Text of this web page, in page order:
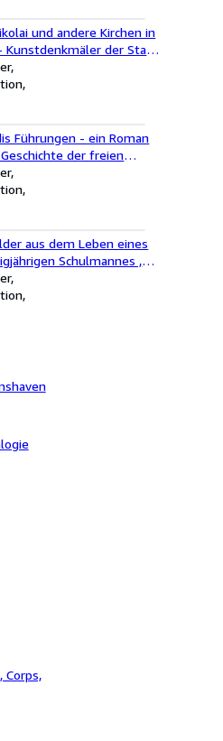
und andere Kirchen in
Kunstdenkmäler der Stadt
Führungen - ein Roman
der freien
ersten Jahrundert
aus dem Leben eines
Schulmannes ,
humoristischen Inhalts
zur Geschichte der
des Geistes seiner Zeit
Corps,